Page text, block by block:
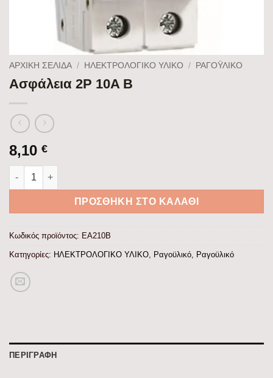
ΑΡΧΙΚΉ ΣΕΛΊΔΑ / ΗΛΕΚΤΡΟΛΟΓΙΚΟ ΥΛΙΚΟ / ΡΑΓΟΫΛΙΚΌ
Ασφάλεια 2P 10A B
8,10 €
Ασφάλεια 2P 10A B ποσότητα
ΠΡΟΣΘΉΚΗ ΣΤΟ ΚΑΛΆΘΙ
Κωδικός προϊόντος: EA210Β
Κατηγορίες: ΗΛΕΚΤΡΟΛΟΓΙΚΟ ΥΛΙΚΟ Ραγοϋλικό Ραγοϋλικό
ΠΕΡΙΓΡΑΦΉ